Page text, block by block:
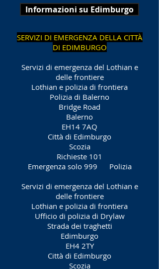
Informazioni su Edimburgo
SERVIZI DI EMERGENZA DELLA CITTÀ
DI EDIMBURGO
Servizi di emergenza del Lothian e
delle frontiere
Lothian e polizia di frontiera
Polizia di Balerno
Bridge Road
Balerno
EH14 7AQ
Città di Edimburgo
Scozia
Richieste 101
Emergenza solo 999
Polizia
Servizi di emergenza del Lothian e
delle frontiere
Lothian e polizia di frontiera
Ufficio di polizia di Drylaw
Strada dei traghetti
Edimburgo
EH4 2TY
Città di Edimburgo
Scozia